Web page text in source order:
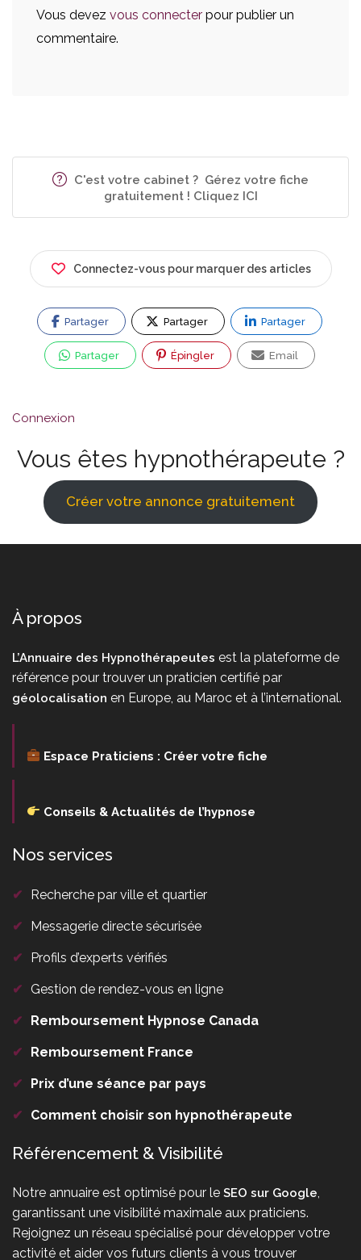
Vous devez vous connecter pour publier un
commentaire.
C'est votre cabinet ? Gérez votre fiche
gratuitement ! Cliquez ICI
Connectez-vous pour marquer des articles
Partager Partager Partager
Partager Épingler Email
Connexion
Vous êtes hypnothérapeute ?
Créer votre annonce gratuitement
À propos
L’Annuaire des Hypnothérapeutes est la plateforme de
référence pour trouver un praticien certifié par
géolocalisation en Europe, au Maroc et à l’international.
Espace Praticiens : Créer votre fiche
Conseils & Actualités de l’hypnose
Nos services
✔ Recherche par ville et quartier
✔ Messagerie directe sécurisée
✔ Profils d’experts vérifiés
✔ Gestion de rendez-vous en ligne
✔ Remboursement Hypnose Canada
✔ Remboursement France
✔ Prix d’une séance par pays
✔ Comment choisir son hypnothérapeute
Référencement & Visibilité
Notre annuaire est optimisé pour le SEO sur Google
garantissant une visibilité maximale aux praticiens.
Rejoignez un réseau spécialisé pour développer votre
activité et aider vos futurs clients à vous trouver